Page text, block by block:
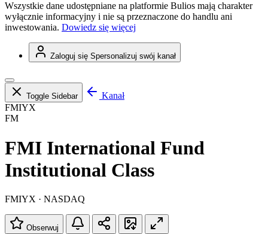
Wszystkie dane udostępniane na platformie Bulios mają charakter
wyłącznie informacyjny i nie są przeznaczone do handlu ani
inwestowania. Dowiedz się więcej
Zaloguj się Spersonalizuj swój kanał
Toggle Sidebar
Kanał
FMIYX
FM
FMI International Fund
Institutional Class
FMIYX · NASDAQ
Obserwuj